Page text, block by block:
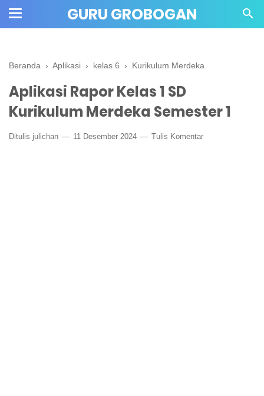
GURU GROBOGAN
Beranda › Aplikasi › kelas 6 › Kurikulum Merdeka
Aplikasi Rapor Kelas 1 SD
Kurikulum Merdeka Semester 1
Ditulis julichan 11 Desember 2024 Tulis Komentar